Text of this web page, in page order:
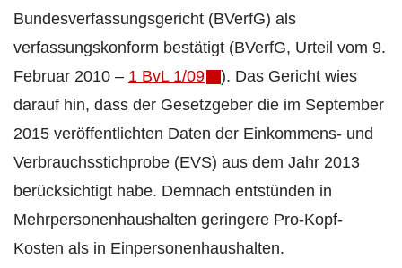
Bundesverfassungsgericht (BVerfG) als
verfassungskonform bestätigt (BVerfG, Urteil vom 9.
Februar 2010 – 1 BvL 1/09
). Das Gericht wies
darauf hin, dass der Gesetzgeber die im September
2015 veröffentlichten Daten der Einkommens- und
Verbrauchsstichprobe (EVS) aus dem Jahr 2013
berücksichtigt habe. Demnach entstünden in
Mehrpersonenhaushalten geringere Pro-Kopf-
Kosten als in Einpersonenhaushalten.